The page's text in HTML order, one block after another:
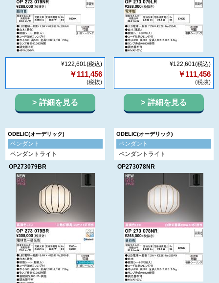
¥122,601(税込)
￥111,456
(税抜)
詳細を見る
¥122,601(税込)
￥111,456
(税抜)
詳細を見る
ODELIC(オーデリック)
ペンダント
ペンダントライト
OP273079BR
ODELIC(オーデリック)
ペンダント
ペンダントライト
OP273078NR